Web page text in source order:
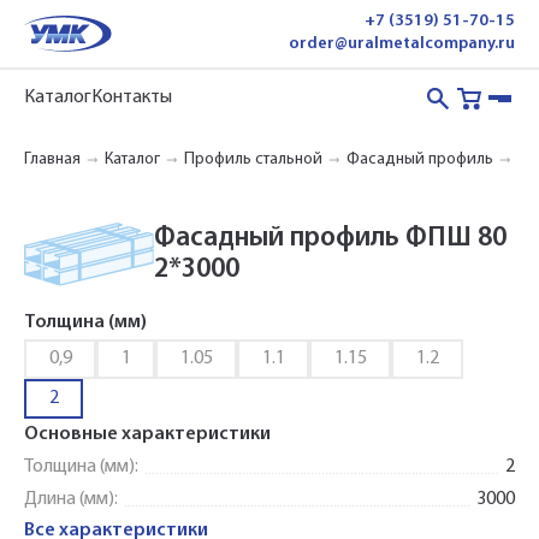
+7 (3519) 51-70-15
order@uralmetalcompany.ru
КаталогКонтакты
Главная Каталог Профиль стальной Фасадный профиль
Фасадный профиль ФПШ 80
2*3000
Толщина (мм)
0,9
1 1.05 1.1 1.15 1.2
2
Основные характеристики
Толщина (мм):
2
Длина (мм):
3000
Все характеристики